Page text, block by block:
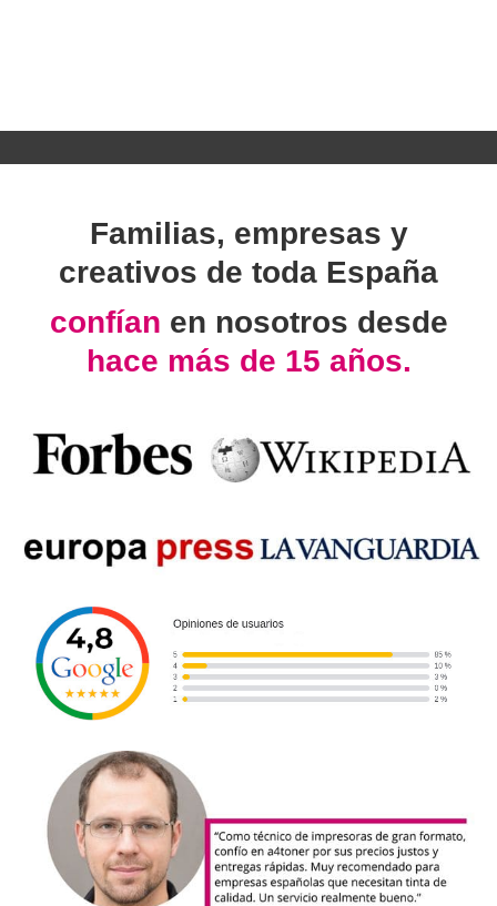
Familias, empresas y
creativos de toda España
confían en nosotros desde
hace más de 15 años.